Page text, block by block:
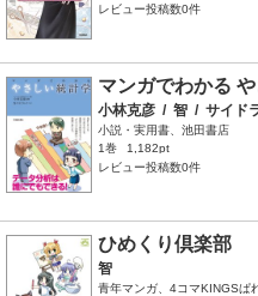
レビュー投稿数0件
マンガでわかる
小林克彦 / 智 / サイド
小説・実用書、池田書店
1巻
1,182pt
レビュー投稿数0件
ひめくり倶楽部
智
青年マンガ、4コマKINGSぱ